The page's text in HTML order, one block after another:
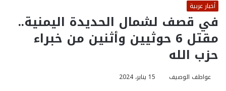
أخبار عربية
في قصف لشمال الحديدة اليمنية..
مقتل 6 حوثيين وأثنين من خبراء
حزب الله
عواطف الوصيف 15 يناير، 2024